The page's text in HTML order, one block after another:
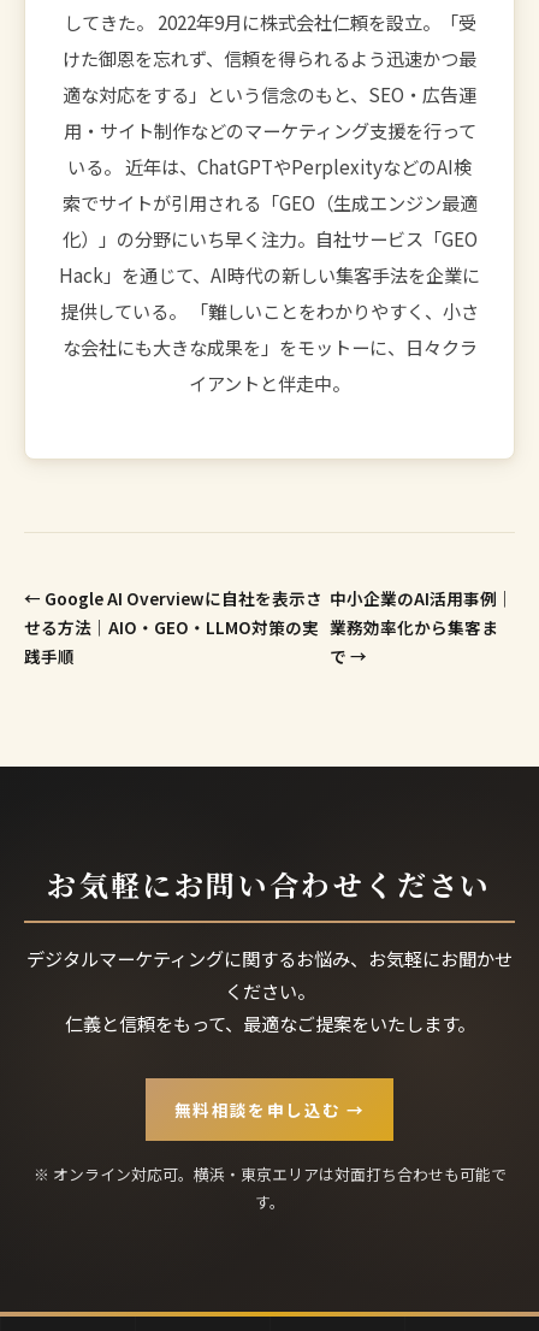
してきた。 2022年9月に株式会社仁頼を設立。「受
けた御恩を忘れず、信頼を得られるよう迅速かつ最
適な対応をする」という信念のもと、SEO・広告運
用・サイト制作などのマーケティング支援を行って
いる。 近年は、ChatGPTやPerplexityなどのAI検
索でサイトが引用される「GEO（生成エンジン最適
化）」の分野にいち早く注力。自社サービス「GEO
Hack」を通じて、AI時代の新しい集客手法を企業に
提供している。 「難しいことをわかりやすく、小さ
な会社にも大きな成果を」をモットーに、日々クラ
イアントと伴走中。
← Google AI Overviewに自社を表示さ
せる方法｜AIO・GEO・LLMO対策の実
践手順
中小企業のAI活用事例｜
業務効率化から集客ま
で →
お気軽にお問い合わせください
デジタルマーケティングに関するお悩み、お気軽にお聞かせ
ください。
仁義と信頼をもって、最適なご提案をいたします。
無料相談を申し込む →
※ オンライン対応可。横浜・東京エリアは対面打ち合わせも可能で
す。